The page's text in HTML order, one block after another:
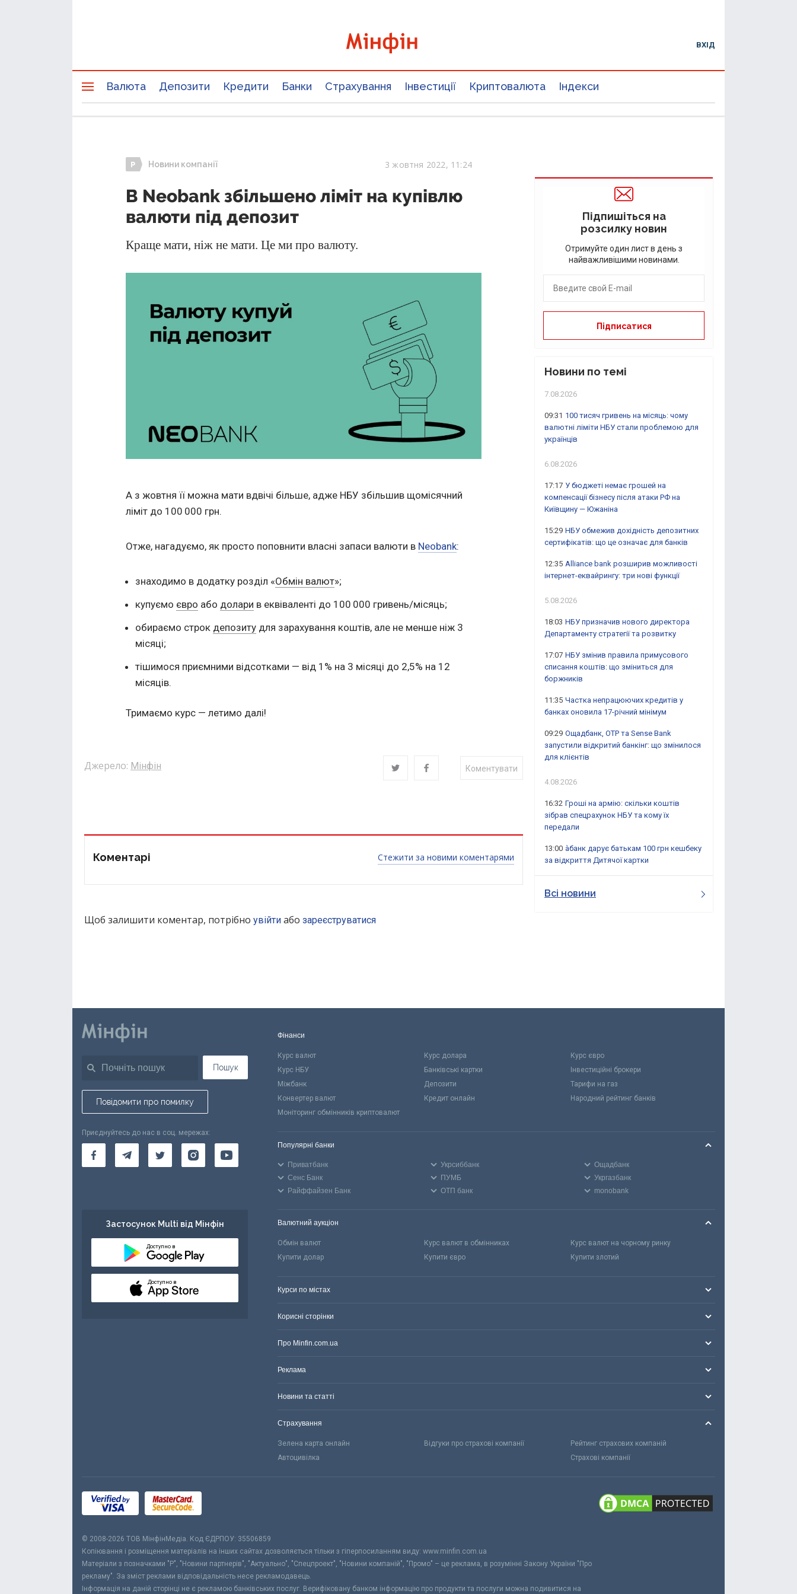
ВХІД
Валюта Депозити Кредити Банки Страхування Інвестиції Криптовалюта Індекси
Новини компанії 3 жовтня 2022, 11:24
В Neobank збільшено ліміт на купівлю
валюти під депозит
Краще мати, ніж не мати. Це ми про валюту.
А з жовтня її можна мати вдвічі більше, адже НБУ збільшив щомісячний
ліміт до 100 000 грн.
Отже, нагадуємо, як просто поповнити власні запаси валюти в Neobank:
знаходимо в додатку розділ «Обмін валют»;
купуємо євро або долари в еквіваленті до 100 000 гривень/місяць;
обираємо строк депозиту для зарахування коштів, але не менше ніж 3
місяці;
тішимося приємними відсотками — від 1% на 3 місяці до 2,5% на 12
місяців.
Тримаємо курс — летимо далі!
Джерело: Мінфін Коментувати
Стежити за новими коментарями
Коментарі
Щоб залишити коментар, потрібно увійти або зареєструватися
Підпишіться на
розсилку новин
Отримуйте один лист в день з
найважливішими новинами.
Новини по темі
7.08.2026
09:31 100 тисяч гривень на місяць: чому
валютні ліміти НБУ стали проблемою для
українців
6.08.2026
17:17 У бюджеті немає грошей на
компенсації бізнесу після атаки РФ на
Київщину — Южаніна
15:29 НБУ обмежив дохідність депозитних
сертифікатів: що це означає для банків
12:35 Alliance bank розширив можливості
інтернет-еквайрингу: три нові функції
5.08.2026
18:03 НБУ призначив нового директора
Департаменту стратегії та розвитку
17:07 НБУ змінив правила примусового
списання коштів: що зміниться для
боржників
11:35 Частка непрацюючих кредитів у
банках оновила 17-річний мінімум
09:29 Ощадбанк, OTP та Sense Bank
запустили відкритий банкінг: що змінилося
для клієнтів
4.08.2026
16:32 Гроші на армію: скільки коштів
зібрав спецрахунок НБУ та кому їх
передали
13:00 àбанк дарує батькам 100 грн кешбеку
за відкриття Дитячої картки
Всі новини
Пошук
Повідомити про помилку
Приєднуйтесь до нас в соц. мережах:
Застосунок Multi від Мінфін
Доступно в
Доступно в
Фінанси
Курс валют Курс долара
Курс євро
Курс НБУ
Банківські картки
Інвестиційні брокери
Міжбанк
Депозити
Тарифи на газ
Конвертер валют
Кредит онлайн
Народний рейтинг банків
Моніторинг обмінників криптовалют
Популярні банки
Приватбанк Укрсиббанк
Ощадбанк
Сенс Банк
ПУМБ
Укргазбанк
Райффайзен Банк
ОТП банк monobank
Валютний аукціон
Обмін валют Курс валют в обмінниках
Курс валют на чорному ринку
Купити долар
Купити євро Купити злотий
Курси по містах
Корисні сторінки
Про Minfin.com.ua
Реклама
Новини та статті
Страхування
Зелена карта онлайн Відгуки про страхові компанії
Рейтинг страхових компаній
Автоцивілка
Страхові компанії
© 2008-2026 ТОВ МiнфiнМедiа. Код ЄДРПОУ: 35506859
Копіювання і розміщення матеріалів на інших сайтах дозволяється тільки з гіперпосиланням виду: www.minfin.com.ua
Матеріали з позначками "Р", "Новини партнерів", "Актуально", "Спецпроект", "Новини компаній", "Промо" – це реклама, в розумінні Закону України "Про
рекламу". За зміст реклами відповідальність несе рекламодавець.
Інформація на даній сторінці не є рекламою банківських послуг. Верифіковану банком інформацію про продукти та послуги можна подивитися на